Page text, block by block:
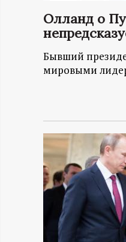
Н
-
ф
о
Олланд о
Бывший
мировыми